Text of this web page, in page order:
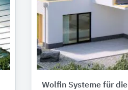
Wolfin Systeme für die